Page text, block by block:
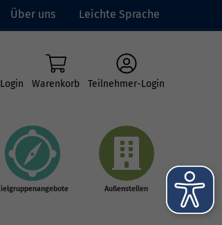
Über uns Leichte Sprache
Warenkorb Teilnehmer-Login
Außenstellen